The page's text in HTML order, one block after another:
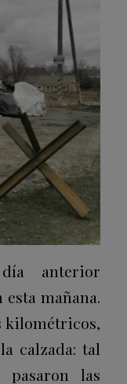
anterior
mañana.
kilométricos,
calzada: tal
las